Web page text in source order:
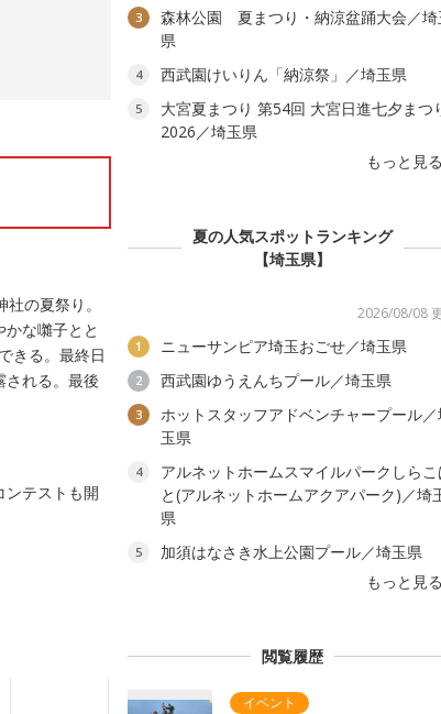
の夏祭り。
な囃子とと
きる。最終日
される。最後
ンテストも開
3
森林公園 夏まつり・納涼盆踊大会／埼
県
4 西武園けいりん「納涼祭」／埼玉県
5
大宮夏まつり 第54回 大宮日進七夕まつ
2026／埼玉県
もっと見る
夏の人気スポットランキング
【埼玉県】
2026/08/08
1 ニューサンピア埼玉おごせ／埼玉県
2 西武園ゆうえんちプール／埼玉県
3
ホットスタッフアドベンチャープール
玉県
4
アルネットホームスマイルパークしら
と(アルネットホームアクアパーク)／埼
県
5
加須はなさき水上公園プール／埼玉県
もっと見る
閲覧履歴